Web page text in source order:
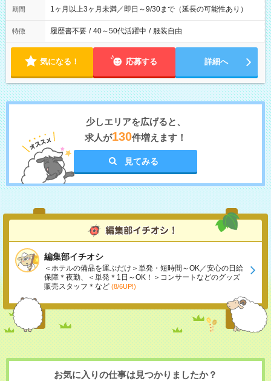
期間 1ヶ月以上3ヶ月未満／即日～9/30まで（延長の可能性あり）
特徴 履歴書不要 / 40～50代活躍中 / 服装自由
気になる！ 応募する 詳細へ
少しエリアを広げると、
求人が130件増えます！
見てみる
編集部イチオシ
＜ホテルの備品を運ぶだけ＞単発・短時間～OK／安心の日給
保障＊夜勤、＜単発＊1日～OK！＞コンサートなどのグッズ
販売スタッフ＊など (8/6UP!)
お気に入りの仕事は見つかりましたか？